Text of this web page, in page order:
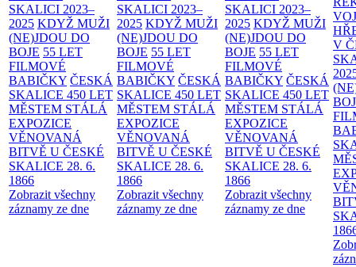
SKALICI 2023–
2025 KDYŽ MUŽI
(NE)JDOU DO
BOJE 55 LET
FILMOVÉ
BABIČKY ČESKÁ
SKALICE 450 LET
MĚSTEM STÁLÁ
EXPOZICE
VĚNOVANÁ
BITVĚ U ČESKÉ
SKALICE 28. 6.
1866
Zobrazit všechny
záznamy ze dne
SKALICI 2023–
2025 KDYŽ MUŽI
(NE)JDOU DO
BOJE 55 LET
FILMOVÉ
BABIČKY ČESKÁ
SKALICE 450 LET
MĚSTEM STÁLÁ
EXPOZICE
VĚNOVANÁ
BITVĚ U ČESKÉ
SKALICE 28. 6.
1866
Zobrazit všechny
záznamy ze dne
SKALICI 2023–
2025 KDYŽ MUŽI
(NE)JDOU DO
BOJE 55 LET
FILMOVÉ
BABIČKY ČESKÁ
SKALICE 450 LET
MĚSTEM STÁLÁ
EXPOZICE
VĚNOVANÁ
BITVĚ U ČESKÉ
SKALICE 28. 6.
1866
Zobrazit všechny
záznamy ze dne
V